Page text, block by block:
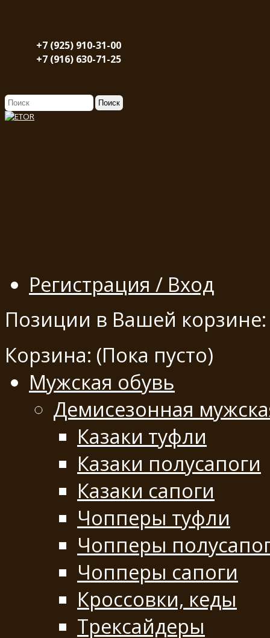
+7 (925) 910-31-00
+7 (916) 630-71-25
Регистрация / Вход
Позиции в Вашей корзине:
Корзина: (Пока пусто)
Мужская обувь
Демисезонная
Казаки туфли
Казаки полусапоги
Казаки сапоги
Чопперы туфли
Чопперы
Чопперы сапоги
Кроссовки, кеды
Трексайдеры